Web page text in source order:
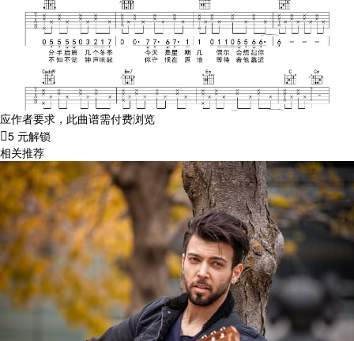
应作者要求，此曲谱需付费浏览
5 元解锁
相关推荐